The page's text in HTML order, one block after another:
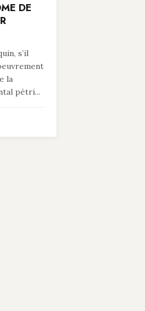
DE
s’il
la
pétri...